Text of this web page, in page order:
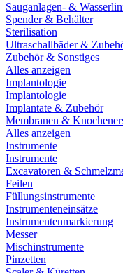
Sauganlagen- &
Spender & Behälter
Sterilisation
Ultraschallbäder &
Zubehör & Sonstiges
Alles anzeigen
Implantologie
Implantologie
Implantate & Zubehör
Membranen &
Alles anzeigen
Instrumente
Instrumente
Excavatoren &
Feilen
Füllungsinstrumente
Instrumenteneinsätze
Instrumentenmarkierung
Messer
Mischinstrumente
Pinzetten